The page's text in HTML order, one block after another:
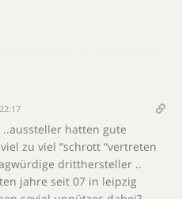
hatten gute
zu viel “schrott “vertreten
dritthersteller ..
jahre seit 07 in leipzig